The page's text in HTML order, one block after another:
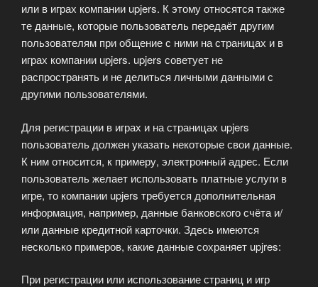
или в играх компании upjers. К этому относятся также
те данные, которые пользователь передаёт другим
пользователям при общение с ними на страницах и в
играх компании upjers. upjers советует не
распространять и не делиться личными данными с
другими пользователями.
Для регистрации в играх и на страницах upjers
пользователь должен указать некоторые свои данные.
К ним относится, к примеру, электронный адрес. Если
пользователь желает использовать платные услуги в
игре, то компании upjers требуется дополнительная
информация, например, данные банковского счёта и/
или данные кредитной карточки. Здесь имеются
несколько примеров, какие данные сохраняет upjres:
При регистрации или использование страниц и игр